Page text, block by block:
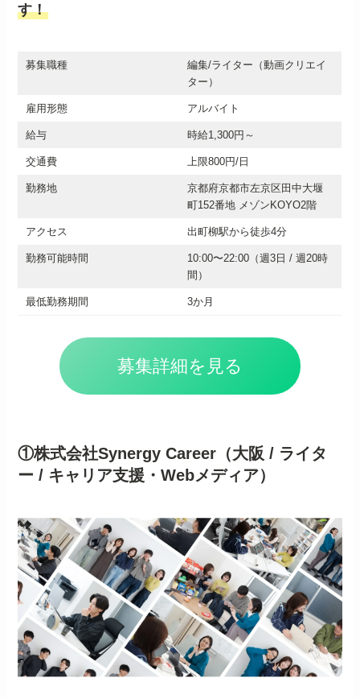
す！
募集職種
編集/ライター（動画クリエイ
ター）
雇用形態 アルバイト
給与 時給1,300円～
交通費 上限800円/日
勤務地
京都府京都市左京区田中大堰
町152番地 メゾンKOYO2階
アクセス 出町柳駅から徒歩4分
勤務可能時間
10:00〜22:00（週3日 / 週20時
間）
最低勤務期間 3か月
募集詳細を見る
①株式会社Synergy Career（大阪 / ライタ
ー / キャリア支援・Webメディア）